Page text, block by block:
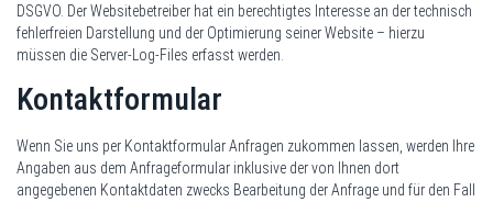
DSGVO. Der Websitebetreiber hat ein berechtigtes Interesse an der technisch
fehlerfreien Darstellung und der Optimierung seiner Website – hierzu
müssen die Server-Log-Files erfasst werden.
Kontaktformular
Wenn Sie uns per Kontaktformular Anfragen zukommen lassen, werden Ihre
Angaben aus dem Anfrageformular inklusive der von Ihnen dort
angegebenen Kontaktdaten zwecks Bearbeitung der Anfrage und für den Fall